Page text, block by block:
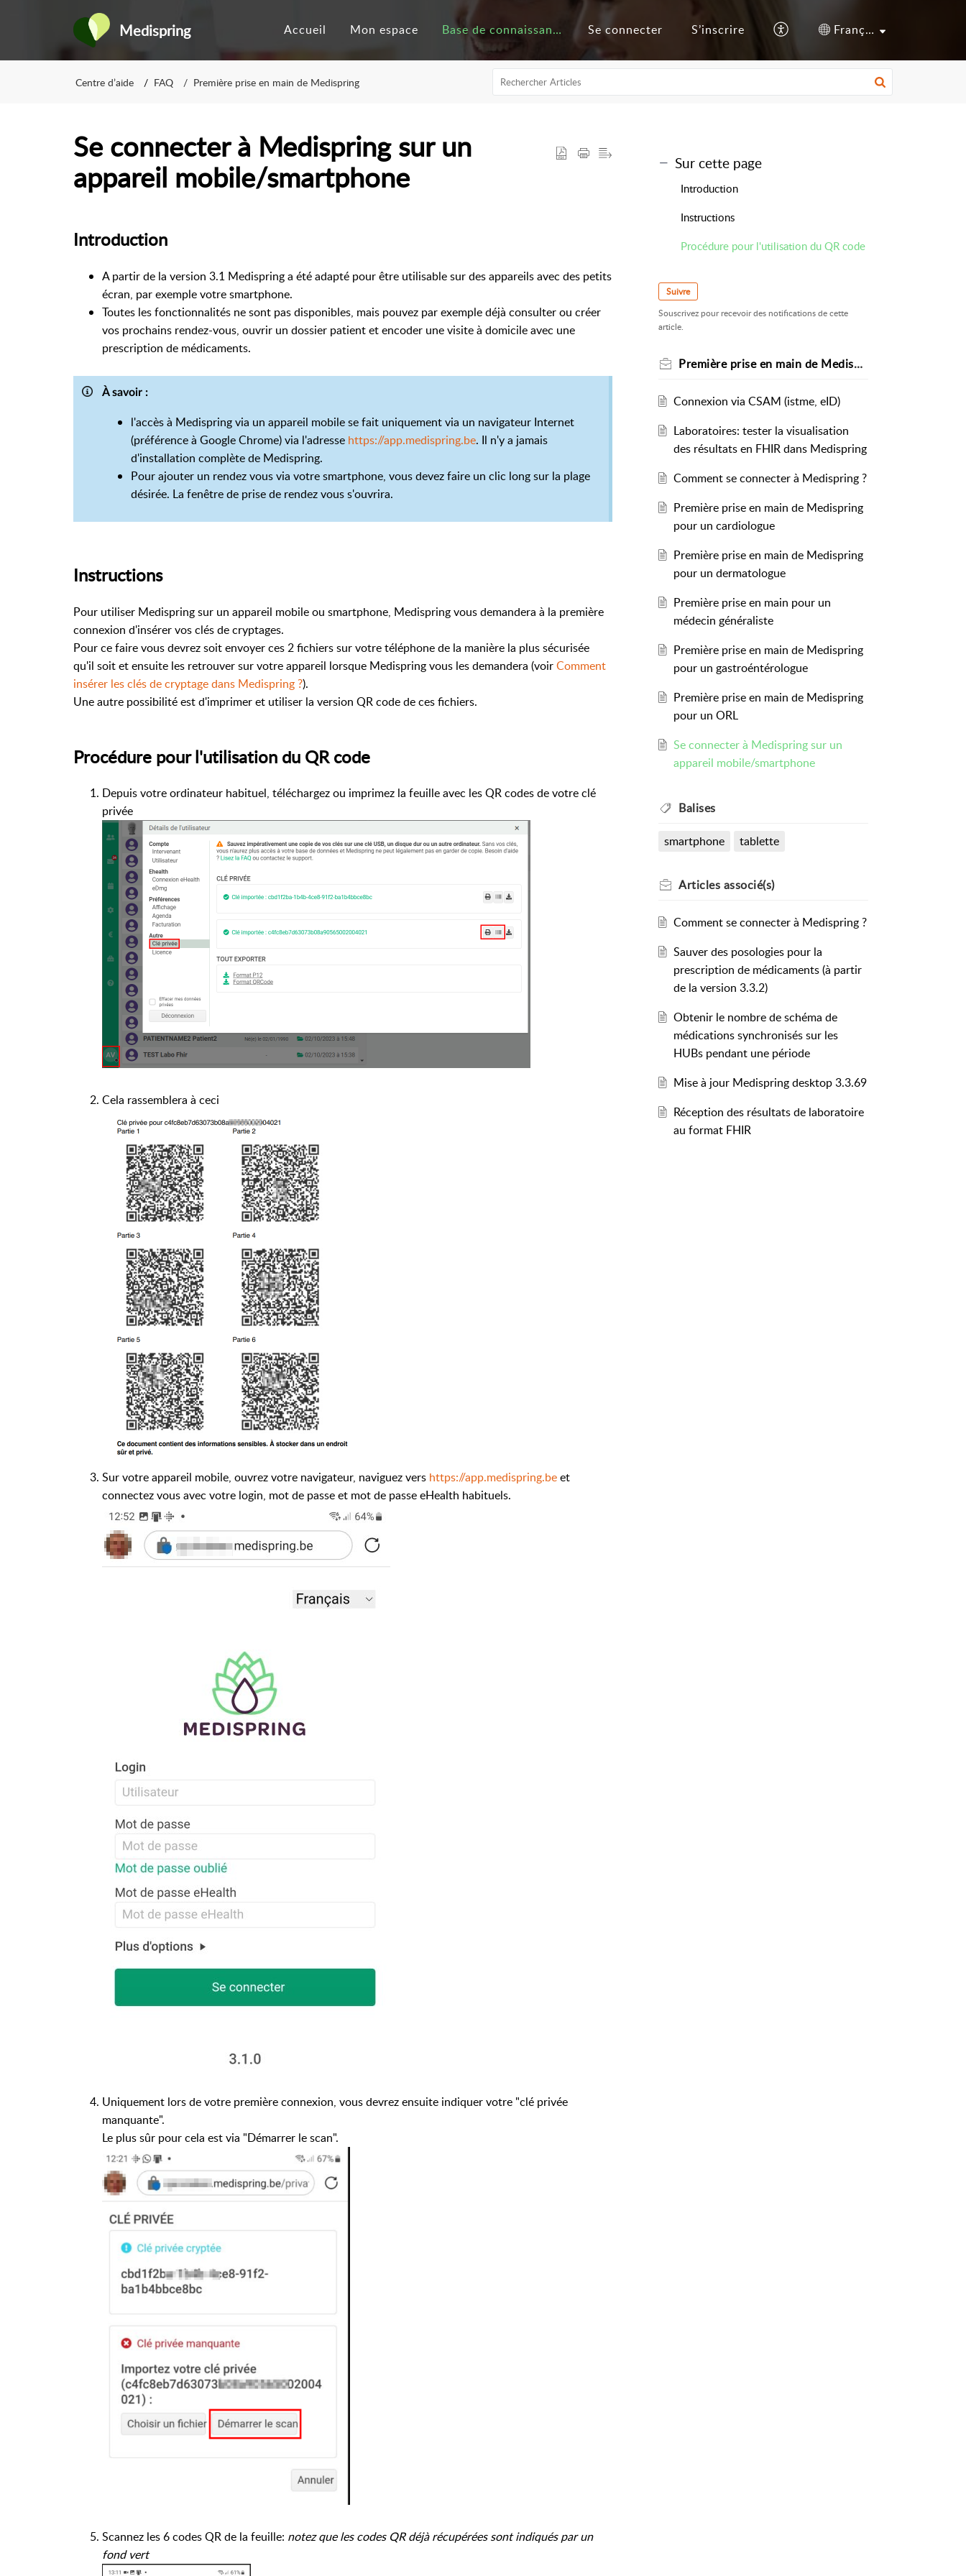
Medispring Accueil Mon espace Base de connaissances Se connecter S’inscrire Français (France)
Centre d’aide FAQ Première prise en main de Medispring
Se connecter à Medispring sur un
appareil mobile/smartphone
Introduction
A partir de la version 3.1 Medispring a été adapté pour être utilisable sur des appareils avec des petits
écran, par exemple votre smartphone.
Toutes les fonctionnalités ne sont pas disponibles, mais pouvez par exemple déjà consulter ou créer
vos prochains rendez-vous, ouvrir un dossier patient et encoder une visite à domicile avec une
prescription de médicaments.
À savoir :
l'accès à Medispring via un appareil mobile se fait uniquement via un navigateur Internet
(préférence à Google Chrome) via l'adresse https://app.medispring.be. Il n'y a jamais
d'installation complète de Medispring.
Pour ajouter un rendez vous via votre smartphone, vous devez faire un clic long sur la plage
désirée. La fenêtre de prise de rendez vous s'ouvrira.
Instructions
Pour utiliser Medispring sur un appareil mobile ou smartphone, Medispring vous demandera à la première
connexion d'insérer vos clés de cryptages.
Pour ce faire vous devrez soit envoyer ces 2 fichiers sur votre téléphone de la manière la plus sécurisée
qu'il soit et ensuite les retrouver sur votre appareil lorsque Medispring vous les demandera (voirComment
insérer les clés de cryptage dans Medispring ?).
Une autre possibilité est d'imprimer et utiliser la version QR code de ces fichiers.
Procédure pour l'utilisation du QR code
Depuis votre ordinateur habituel, téléchargez ou imprimez la feuille avec les QR codes de votre clé
privée
Cela rassemblera à ceci
Sur votre appareil mobile, ouvrez votre navigateur, naviguez vers https://app.medispring.beet
connectez vous avec votre login, mot de passe et mot de passe eHealth habituels.
Uniquement lors de votre première connexion, vous devrez ensuite indiquer votre "clé privée
manquante".
Le plus sûr pour cela est via "Démarrer le scan".
Scannez les 6 codes QR de la feuille: notez que les codes QR déjà récupérées sont indiqués par un
fond vert
Sur cette page
Introduction
Instructions
Procédure pour l'utilisation du QR code
Suivre
Souscrivez pour recevoir des notifications de cette
article.
Première prise en main de Medispring
Connexion via CSAM (istme, eID)
Laboratoires: tester la visualisation
des résultats en FHIR dans Medispring
Comment se connecter à Medispring ?
Première prise en main de Medispring
pour un cardiologue
Première prise en main de Medispring
pour un dermatologue
Première prise en main pour un
médecin généraliste
Première prise en main de Medispring
pour un gastroéntérologue
Première prise en main de Medispring
pour un ORL
Se connecter à Medispring sur un
appareil mobile/smartphone
Balises
smartphone tablette
Articles associé(s)
Comment se connecter à Medispring ?
Sauver des posologies pour la
prescription de médicaments (à partir
de la version 3.3.2)
Obtenir le nombre de schéma de
médications synchronisés sur les
HUBs pendant une période
Mise à jour Medispring desktop 3.3.69
Réception des résultats de laboratoire
au format FHIR